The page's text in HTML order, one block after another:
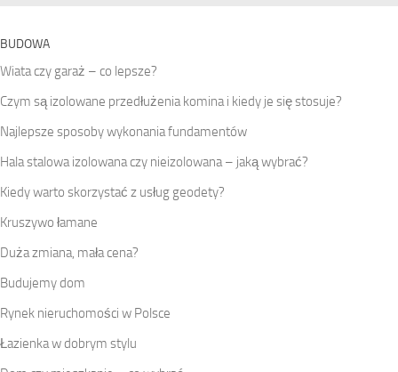
BUDOWA
Wiata czy garaż – co lepsze?
Czym są izolowane przedłużenia komina i kiedy je się stosuje?
Najlepsze sposoby wykonania fundamentów
Hala stalowa izolowana czy nieizolowana – jaką wybrać?
Kiedy warto skorzystać z usług geodety?
Kruszywo łamane
Duża zmiana, mała cena?
Budujemy dom
Rynek nieruchomości w Polsce
Łazienka w dobrym stylu